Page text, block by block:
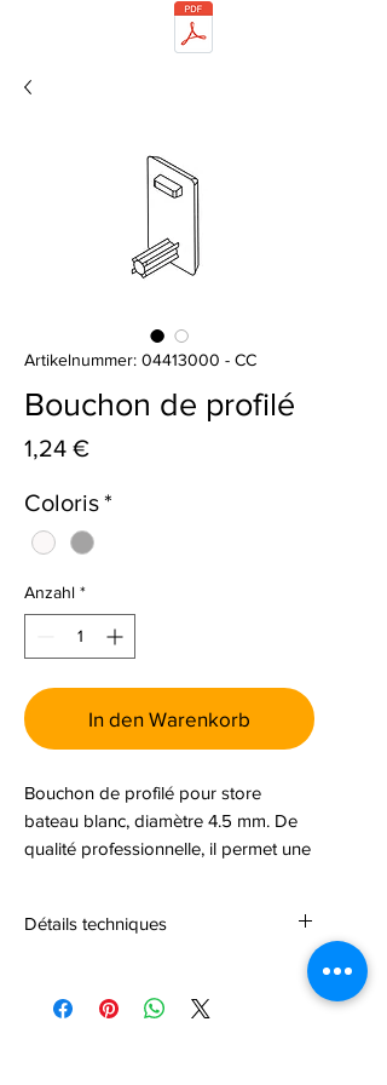
Artikelnummer: 04413000 - CC
Bouchon de profilé
1,24 €Preis
Coloris*
Anzahl *
In den Warenkorb
Bouchon de profilé pour store
bateau blanc, diamètre 4.5 mm. De
qualité professionnelle, il permet une
Détails techniques
l’éclaté de store. Veuillez vous
référer au schéma pour identifier